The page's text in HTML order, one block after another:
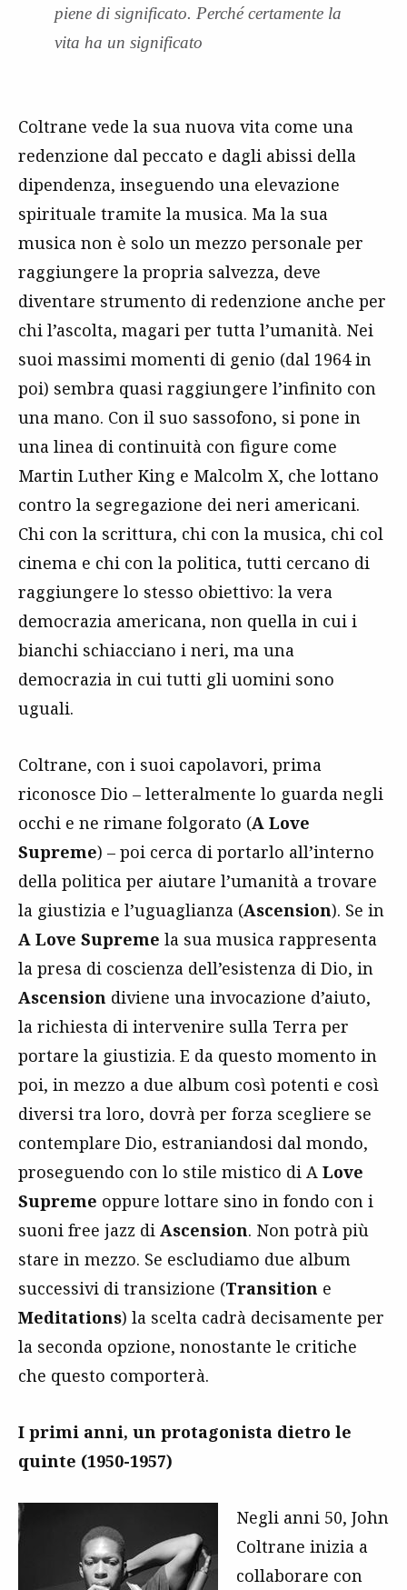
piene di significato. Perché certamente la
vita ha un significato
Coltrane vede la sua nuova vita come una
redenzione dal peccato e dagli abissi della
dipendenza, inseguendo una elevazione
spirituale tramite la musica. Ma la sua
musica non è solo un mezzo personale per
raggiungere la propria salvezza, deve
diventare strumento di redenzione anche per
chi l’ascolta, magari per tutta l’umanità. Nei
suoi massimi momenti di genio (dal 1964 in
poi) sembra quasi raggiungere l’infinito con
una mano. Con il suo sassofono, si pone in
una linea di continuità con figure come
Martin Luther King e Malcolm X, che lottano
contro la segregazione dei neri americani.
Chi con la scrittura, chi con la musica, chi col
cinema e chi con la politica, tutti cercano di
raggiungere lo stesso obiettivo: la vera
democrazia americana, non quella in cui i
bianchi schiacciano i neri, ma una
democrazia in cui tutti gli uomini sono
uguali.
Coltrane, con i suoi capolavori, prima
riconosce Dio – letteralmente lo guarda negli
occhi e ne rimane folgorato (A Love
Supreme) – poi cerca di portarlo all’interno
della politica per aiutare l’umanità a trovare
la giustizia e l’uguaglianza (Ascension). Se in
A Love Supreme la sua musica rappresenta
la presa di coscienza dell’esistenza di Dio, in
Ascension diviene una invocazione d’aiuto,
la richiesta di intervenire sulla Terra per
portare la giustizia. E da questo momento in
poi, in mezzo a due album così potenti e così
diversi tra loro, dovrà per forza scegliere se
contemplare Dio, estraniandosi dal mondo,
proseguendo con lo stile mistico di A Love
Supreme oppure lottare sino in fondo con i
suoni free jazz di Ascension. Non potrà più
stare in mezzo. Se escludiamo due album
successivi di transizione (Transition e
Meditations) la scelta cadrà decisamente per
la seconda opzione, nonostante le critiche
che questo comporterà.
I primi anni, un protagonista dietro le
quinte (1950-1957)
Negli anni 50, John
Coltrane inizia a
collaborare con